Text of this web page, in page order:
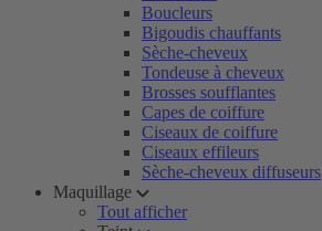
Boucleurs
Bigoudis chauffants
Sèche-cheveux
Tondeuse à cheveux
Brosses soufflantes
Capes de coiffure
Ciseaux de coiffure
Ciseaux effileurs
Sèche-cheveux diffuseurs
Maquillage
Tout afficher